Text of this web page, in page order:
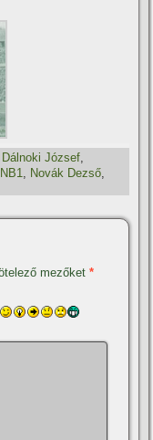
Dálnoki József
NB1, Novák Dezső,
mezőket*